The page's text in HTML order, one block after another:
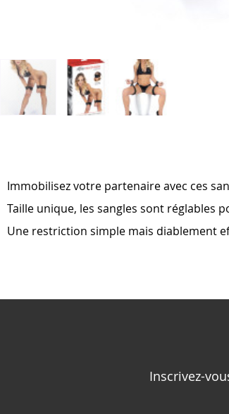
of
the
images
Immobilisez votre partenaire avec ces
Taille unique, les sangles sont réglables
Une restriction simple mais diablement
Inscrivez-